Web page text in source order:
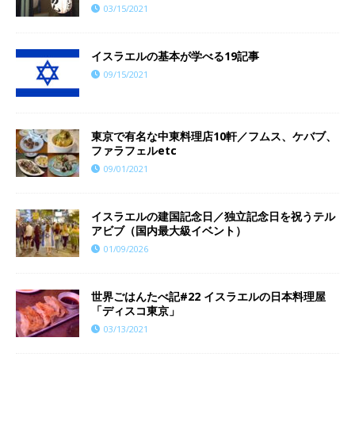
03/15/2021
イスラエルの基本が学べる19記事
09/15/2021
東京で有名な中東料理店10軒／フムス、ケバブ、
ファラフェルetc
09/01/2021
イスラエルの建国記念日／独立記念日を祝うテル
アビブ（国内最大級イベント）
01/09/2026
世界ごはんたべ記#22 イスラエルの日本料理屋
「ディスコ東京」
03/13/2021